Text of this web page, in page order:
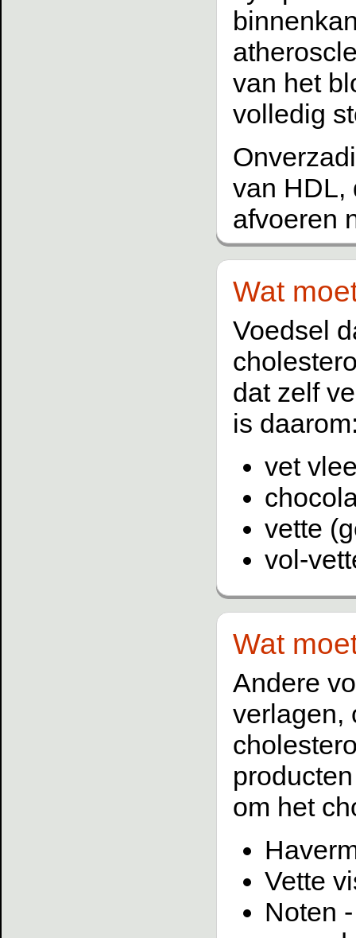
van het
volledig
van HDL,
afvoeren
Wat
Voedsel
dat zelf
is
vet
vette
vol-
Wat
Andere
verlagen,
om het
Vette
Noten